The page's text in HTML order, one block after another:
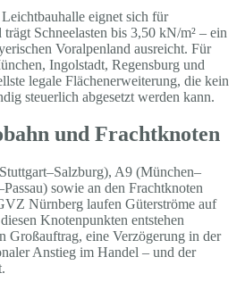
eignet sich für
Schneelasten bis 3,50 kN/m² – ein
Voralpenland ausreicht. Für
Ingolstadt, Regensburg und
legale Flächenerweiterung, die kein
steuerlich abgesetzt werden kann.
und Frachtknoten
A9 (München–
sowie an den Frachtknoten
Nürnberg laufen Güterströme auf
Knotenpunkten entstehen
Großauftrag, eine Verzögerung in der
Anstieg im Handel – und der